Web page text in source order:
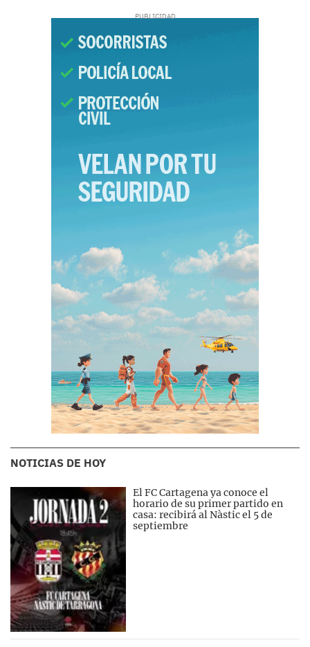
NOTICIAS DE HOY
El FC Cartagena ya conoce el
horario de su primer partido en
casa: recibirá al Nàstic el 5 de
septiembre